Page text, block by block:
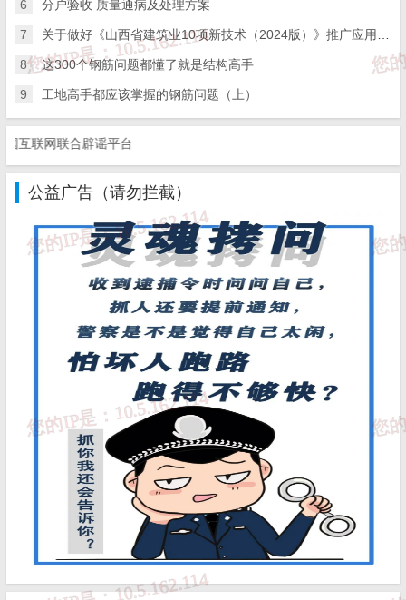
六级风 （3）塔吊露天作业
（4）施工电梯运行
三、各项方案编制、审批
方案类型 组织/主持编制
单位工程施工
组织设计
项目负责人
项目经理
部全体管
理人员
专项施工方案
施工总承包单
位
工程技术
人员
专业分包单位
工程技术
人员
总包单位技术负
施工总进度计
划
总承包企业总
工程师
/
6 分户验收 质量通病及处理方案
7 关于做好《山西省建筑业10项新技术（2024版）》推广应用的通知
8 这300个钢筋问题都懂了就是结构高手
9 工地高手都应该掌握的钢筋问题（上）
网联合辟谣平台
公益广告（请勿拦截）